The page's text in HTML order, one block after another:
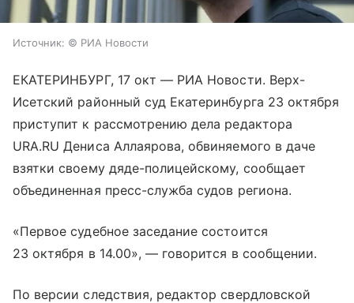
Источник: © РИА Новости
ЕКАТЕРИНБУРГ, 17 окт — РИА Новости. Верх-
Исетский районный суд Екатеринбурга 23 октября
приступит к рассмотрению дела редактора
URA.RU Дениса Аллаярова, обвиняемого в даче
взятки своему дяде-полицейскому, сообщает
объединенная пресс-служба судов региона.
«Первое судебное заседание состоится
23 октября в 14.00», — говорится в сообщении.
По версии следствия, редактор свердловской